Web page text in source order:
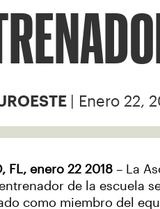
| Enero 22,
FL, enero 22 2018 – La
de la escuela
como miembro del